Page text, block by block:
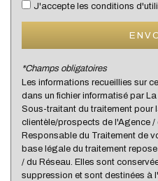
statistiques
Nous n'avons pas pu
cette ville
J'accepte les conditions
*Champs obligatoires
Les informations recueillies sur
dans un fichier informatisé par
Sous-traitant du traitement pour
clientèle/prospects de l'Agence /
Responsable du Traitement de
base légale du traitement
/ du Réseau. Elles sont
suppression et sont destinées à